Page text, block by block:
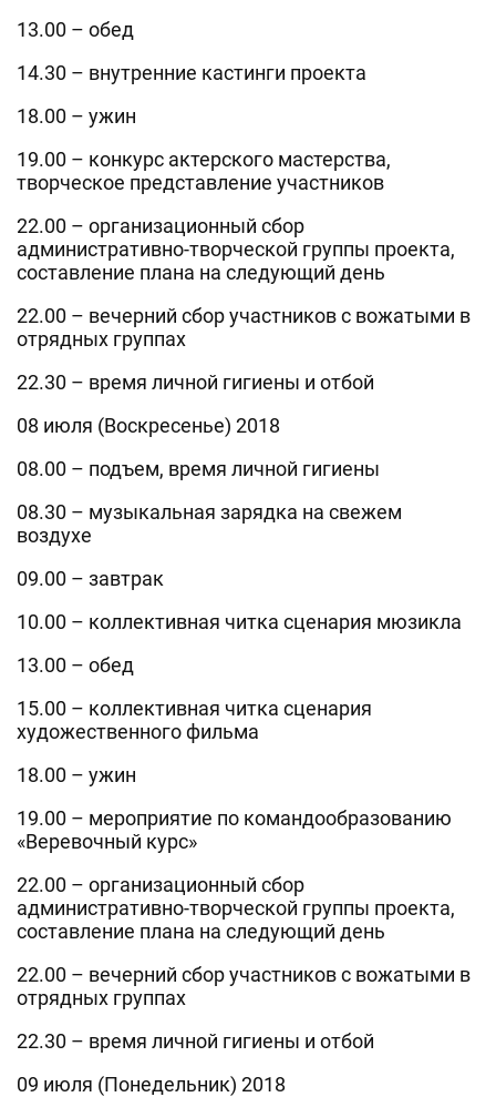
13.00 – обед
14.30 – внутренние кастинги проекта
18.00 – ужин
19.00 – конкурс актерского мастерства,
творческое представление участников
22.00 – организационный сбор
административно-творческой группы проекта,
составление плана на следующий день
22.00 – вечерний сбор участников с вожатыми в
отрядных группах
22.30 – время личной гигиены и отбой
08 июля (Воскресенье) 2018
08.00 – подъем, время личной гигиены
08.30 – музыкальная зарядка на свежем
воздухе
09.00 – завтрак
10.00 – коллективная читка сценария мюзикла
13.00 – обед
15.00 – коллективная читка сценария
художественного фильма
18.00 – ужин
19.00 – мероприятие по командообразованию
«Веревочный курс»
22.00 – организационный сбор
административно-творческой группы проекта,
составление плана на следующий день
22.00 – вечерний сбор участников с вожатыми в
отрядных группах
22.30 – время личной гигиены и отбой
09 июля (Понедельник) 2018